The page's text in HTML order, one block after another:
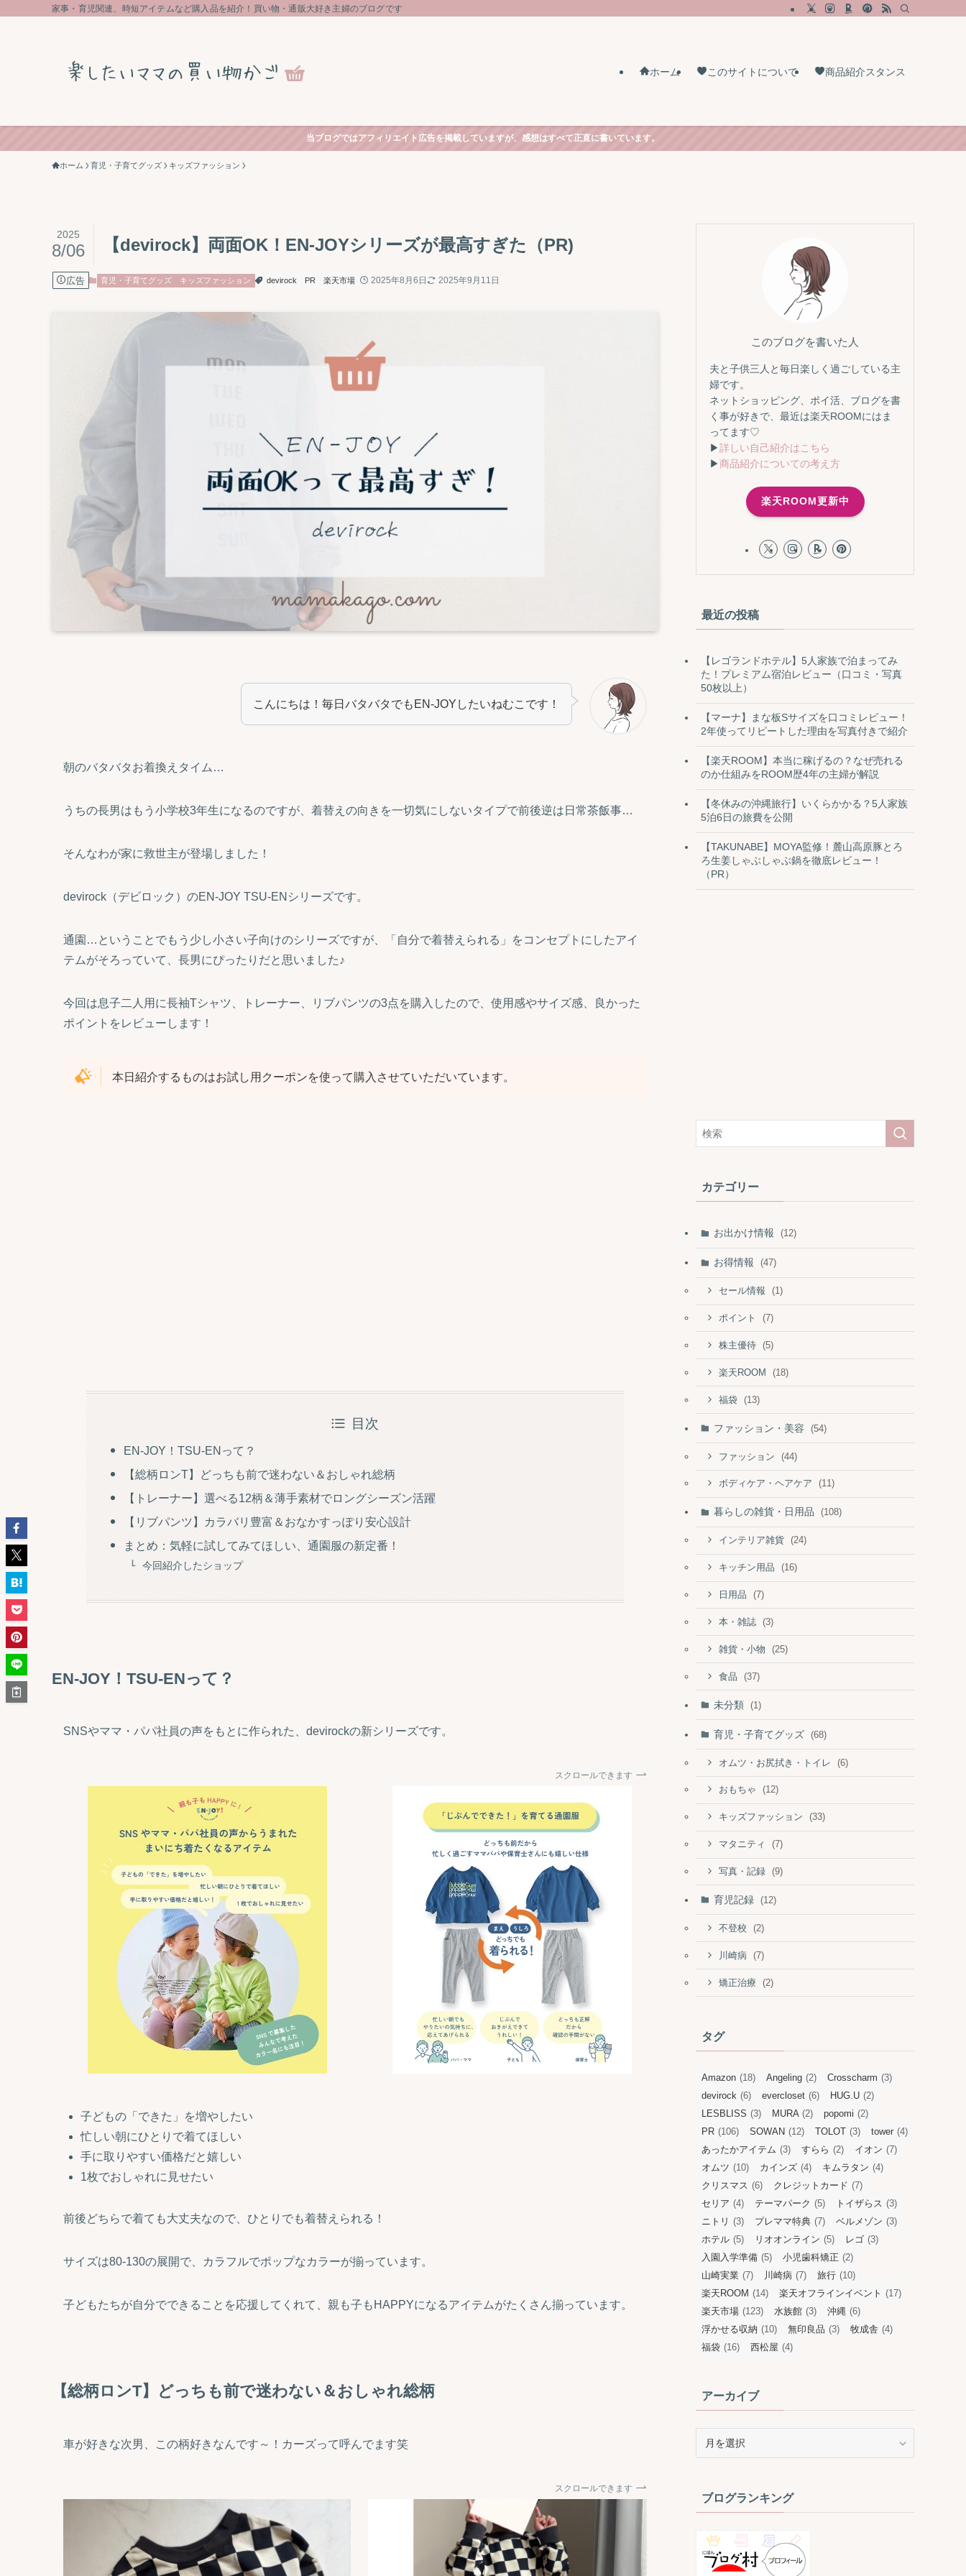
家事・育児関連、時短アイテムなど購入品を紹介！買い物・通販大好き主婦のブログです
ホーム このサイトについて 商品紹介スタンス
当ブログではアフィリエイト広告を掲載していますが、感想はすべて正直に書いています。
ホーム 育児・子育てグッズ キッズファッション
【devirock】両面OK！EN-JOYシリーズが最高すぎた（PR)
2025
8/06
広告 育児・子育てグッズ キッズファッション devirock PR 楽天市場 2025年8月6日 2025年9月11日
こんにちは！毎日バタバタでもEN-JOYしたいねむこです！
朝のバタバタお着換えタイム…
うちの長男はもう小学校3年生になるのですが、着替えの向きを一切気にしないタイプで前後逆は日常茶飯事…
そんなわが家に救世主が登場しました！
devirock（デビロック）のEN-JOY TSU-ENシリーズです。
通園…ということでもう少し小さい子向けのシリーズですが、「自分で着替えられる」をコンセプトにしたアイ
テムがそろっていて、長男にぴったりだと思いました♪
今回は息子二人用に長袖Tシャツ、トレーナー、リブパンツの3点を購入したので、使用感やサイズ感、良かった
ポイントをレビューします！
本日紹介するものはお試し用クーポンを使って購入させていただいています。
目次
EN-JOY！TSU-ENって？
【総柄ロンT】どっちも前で迷わない＆おしゃれ総柄
【トレーナー】選べる12柄＆薄手素材でロングシーズン活躍
【リブパンツ】カラバリ豊富＆おなかすっぽり安心設計
まとめ：気軽に試してみてほしい、通園服の新定番！
今回紹介したショップ
EN-JOY！TSU-ENって？
SNSやママ・パパ社員の声をもとに作られた、devirockの新シリーズです。
スクロールできます
子どもの「できた」を増やしたい
忙しい朝にひとりで着てほしい
手に取りやすい価格だと嬉しい
1枚でおしゃれに見せたい
前後どちらで着ても大丈夫なので、ひとりでも着替えられる！
サイズは80-130の展開で、カラフルでポップなカラーが揃っています。
子どもたちが自分でできることを応援してくれて、親も子もHAPPYになるアイテムがたくさん揃っています。
【総柄ロンT】どっちも前で迷わない＆おしゃれ総柄
車が好きな次男、この柄好きなんです～！カーズって呼んでます笑
スクロールできます
このブログを書いた人
夫と子供三人と毎日楽しく過ごしている主
婦です。
ネットショッピング、ポイ活、ブログを書
く事が好きで、最近は楽天ROOMにはま
ってます♡
▶詳しい自己紹介はこちら
▶商品紹介についての考え方
楽天ROOM更新中
最近の投稿
【レゴランドホテル】5人家族で泊まってみ
た！プレミアム宿泊レビュー（口コミ・写真
50枚以上）
【マーナ】まな板Sサイズを口コミレビュー！
2年使ってリピートした理由を写真付きで紹介
【楽天ROOM】本当に稼げるの？なぜ売れる
のか仕組みをROOM歴4年の主婦が解説
【冬休みの沖縄旅行】いくらかかる？5人家族
5泊6日の旅費を公開
【TAKUNABE】MOYA監修！麓山高原豚とろ
ろ生姜しゃぶしゃぶ鍋を徹底レビュー！
（PR）
カテゴリー
お出かけ情報 (12)
お得情報 (47)
セール情報 (1)
ポイント (7)
株主優待 (5)
楽天ROOM (18)
福袋 (13)
ファッション・美容 (54)
ファッション (44)
ボディケア・ヘアケア (11)
暮らしの雑貨・日用品 (108)
インテリア雑貨 (24)
キッチン用品 (16)
日用品 (7)
本・雑誌 (3)
雑貨・小物 (25)
食品 (37)
未分類 (1)
育児・子育てグッズ (68)
オムツ・お尻拭き・トイレ (6)
おもちゃ (12)
キッズファッション (33)
マタニティ (7)
写真・記録 (9)
育児記録 (12)
不登校 (2)
川崎病 (7)
矯正治療 (2)
タグ
Amazon (18) Angeling (2) Crosscharm (3)
devirock (6) evercloset (6) HUG.U (2)
LESBLISS (3) MURA (2) popomi (2)
PR (106) SOWAN (12) TOLOT (3) tower (4)
あったかアイテム (3) すらら (2) イオン (7)
オムツ (10) カインズ (4) キムラタン (4)
クリスマス (6) クレジットカード (7)
セリア (4) テーマパーク (5) トイザらス (3)
ニトリ (3) プレママ特典 (7) ベルメゾン (3)
ホテル (5) リオオンライン (5) レゴ (3)
入園入学準備 (5) 小児歯科矯正 (2)
山崎実業 (7) 川崎病 (7) 旅行 (10)
楽天ROOM (14) 楽天オフラインイベント (17)
楽天市場 (123) 水族館 (3) 沖縄 (6)
浮かせる収納 (10) 無印良品 (3) 牧成舎 (4)
福袋 (16) 西松屋 (4)
アーカイブ
ブブログランキング